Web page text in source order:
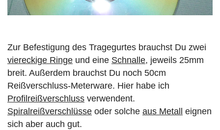
Zur Befestigung des Tragegurtes brauchst Du zwei
viereckige Ringe und eine Schnalle, jeweils 25mm
breit. Außerdem brauchst Du noch 50cm
Reißverschluss-Meterware. Hier habe ich
Profilreißverschluss verwendent.
Spiralreißverschlüsse oder solche aus Metall
eignen
sich aber auch gut.